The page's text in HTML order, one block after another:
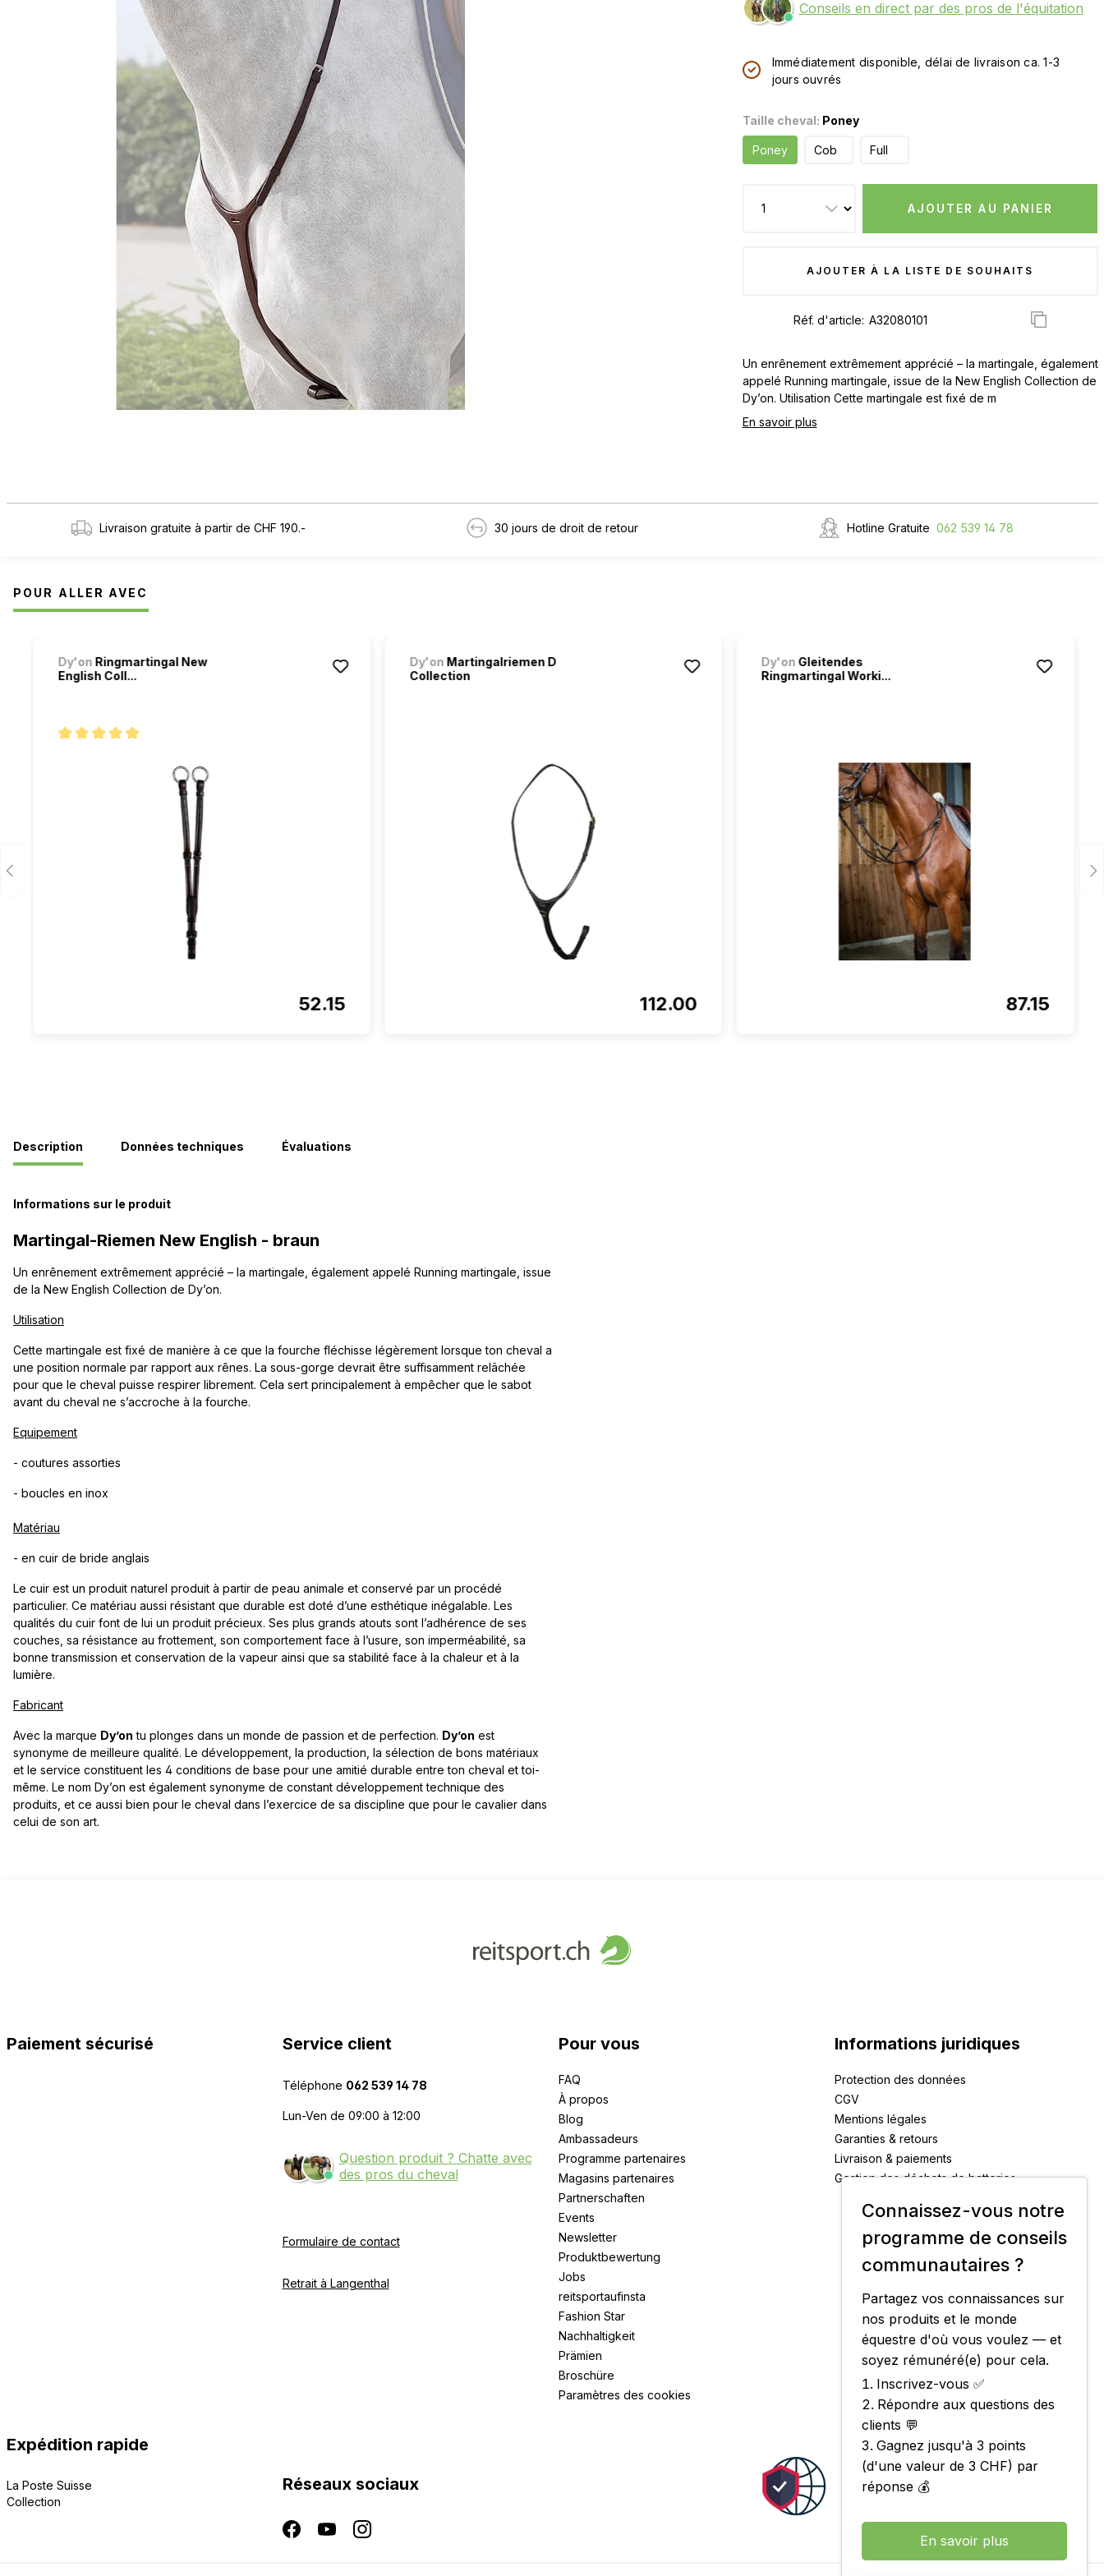
Conseils en direct par des pros de l'équitation
Immédiatement disponible, délai de livraison ca. 1-3
jours ouvrés
Taille cheval: Poney
Poney Cob Full
AJOUTER AU PANIER
AJOUTER À LA LISTE DE SOUHAITS
Réf. d'article:
Un enrênement extrêmement apprécié – la martingale, également
appelé Running martingale, issue de la New English Collection de
Dy’on. Utilisation Cette martingale est fixé de m
En savoir plus
Livraison gratuite à partir de CHF 190.- 30 jours de droit de retour Hotline Gratuite 062 539 14 78
POUR ALLER AVEC
Dy'on Ringmartingal New
English Coll...
52.15
Dy'on Martingalriemen D
Collection
112.00
Dy'on Gleitendes
Ringmartingal Worki...
87.15
Description Données techniques Évaluations
Informations sur le produit
Martingal-Riemen New English - braun
Un enrênement extrêmement apprécié – la martingale, également appelé Running martingale, issue
de la New English Collection de Dy’on.
Utilisation
Cette martingale est fixé de manière à ce que la fourche fléchisse légèrement lorsque ton cheval a
une position normale par rapport aux rênes. La sous-gorge devrait être suffisamment relâchée
pour que le cheval puisse respirer librement. Cela sert principalement à empêcher que le sabot
avant du cheval ne s’accroche à la fourche.
Equipement
- coutures assorties
- boucles en inox
Matériau
- en cuir de bride anglais
Le cuir est un produit naturel produit à partir de peau animale et conservé par un procédé
particulier. Ce matériau aussi résistant que durable est doté d’une esthétique inégalable. Les
qualités du cuir font de lui un produit précieux. Ses plus grands atouts sont l’adhérence de ses
couches, sa résistance au frottement, son comportement face à l’usure, son imperméabilité, sa
bonne transmission et conservation de la vapeur ainsi que sa stabilité face à la chaleur et à la
lumière.
Fabricant
Avec la marque Dy’on tu plonges dans un monde de passion et de perfection. Dy’on est
synonyme de meilleure qualité. Le développement, la production, la sélection de bons matériaux
et le service constituent les 4 conditions de base pour une amitié durable entre ton cheval et toi-
même. Le nom Dy’on est également synonyme de constant développement technique des
produits, et ce aussi bien pour le cheval dans l’exercice de sa discipline que pour le cavalier dans
celui de son art.
Paiement sécurisé Service client
Téléphone 062 539 14 78
Lun-Ven de 09:00 à 12:00
Question produit ? Chatte avec
des pros du cheval
Formulaire de contact
Retrait à Langenthal
Pour vous
FAQ
À propos
Blog
Ambassadeurs
Programme partenaires
Magasins partenaires
Partnerschaften
Events
Newsletter
Produktbewertung
Jobs
reitsportaufinsta
Fashion Star
Nachhaltigkeit
Prämien
Broschüre
Paramètres des cookies
Informations juridiques
Protection des données
CGV
Mentions légales
Garanties & retours
Livraison & paiements
Gestion des déchets de batteries
Expédition rapide
La Poste Suisse
Collection
Réseaux sociaux
Connaissez-vous notre
programme de conseils
communautaires ?
Partagez vos connaissances sur
nos produits et le monde
équestre d'où vous voulez — et
soyez rémunéré(e) pour cela.
Inscrivez-vous ✅
Répondre aux questions des
clients 💬
Gagnez jusqu'à 3 points
(d'une valeur de 3 CHF) par
réponse 💰
En savoir plus